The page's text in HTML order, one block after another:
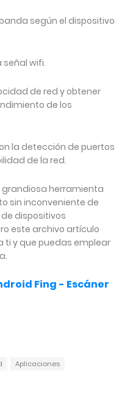
según el dispositivo
señal wifi.
de red y obtener
de los
la detección de puertos
de la red.
grandiosa herramienta
sin inconveniente de
dispositivos
este archivo artículo
ti y que puedas emplear
Fing - Escáner
Aplicaciones